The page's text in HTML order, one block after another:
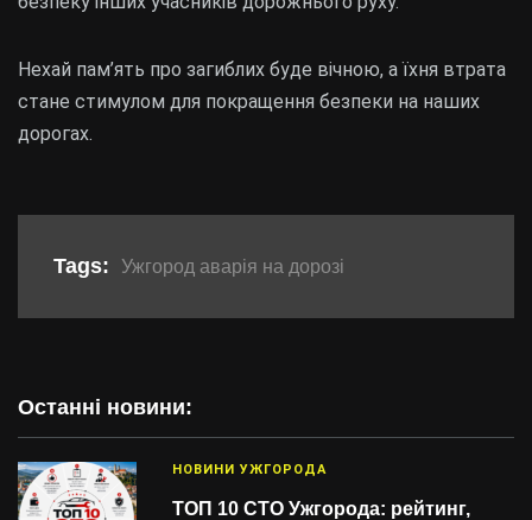
Останні новини:
НОВИНИ УЖГОРОДА
ТОП 10 СТО Ужгорода: рейтинг,
Нехай пам’ять про загиблих буде вічною, а їхня втрата
стане стимулом для покращення безпеки на наших
дорогах.
Tags: Ужгород аварія на дорозі